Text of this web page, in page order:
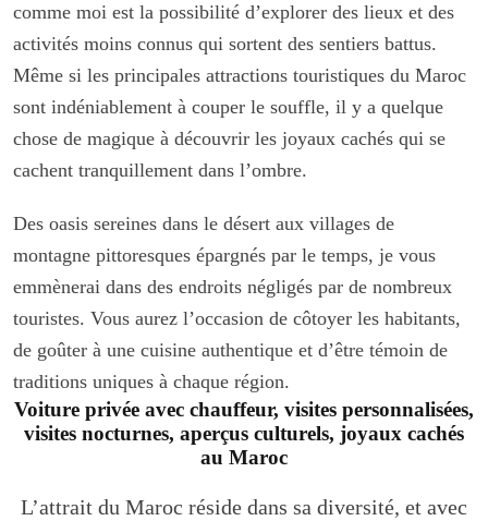
comme moi est la possibilité d’explorer des lieux et des
activités moins connus qui sortent des sentiers battus.
Même si les principales attractions touristiques du Maroc
sont indéniablement à couper le souffle, il y a quelque
chose de magique à découvrir les joyaux cachés qui se
cachent tranquillement dans l’ombre.
Des oasis sereines dans le désert aux villages de
montagne pittoresques épargnés par le temps, je vous
emmènerai dans des endroits négligés par de nombreux
touristes. Vous aurez l’occasion de côtoyer les habitants,
de goûter à une cuisine authentique et d’être témoin de
traditions uniques à chaque région.
Voiture privée avec chauffeur, visites personnalisées,
visites nocturnes, aperçus culturels, joyaux cachés
au Maroc
L’attrait du Maroc réside dans sa diversité, et avec